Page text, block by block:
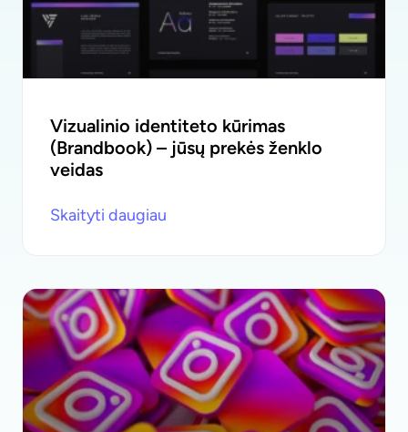
Vizualinio identiteto kūrimas
(Brandbook) – jūsų prekės ženklo
veidas
Skaityti daugiau